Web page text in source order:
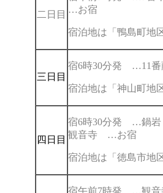
二日目 …お宿
宿泊地は「鴨島町地
三日目
宿6時30分発 …11
宿泊地は「神山町地
四日目
宿6時30分発 …鍋
観音寺 …お宿
宿泊地は「徳島市地
宿午前7時発 …観